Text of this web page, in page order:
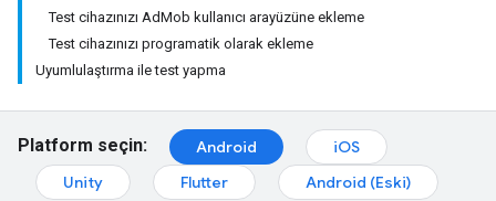
Test cihazınızı AdMob kullanıcı arayüzüne ekleme
Test cihazınızı programatik olarak ekleme
Uyumlulaştırma ile test yapma
Platform seçin: Android
iOS
Unity
Flutter Android (Eski)